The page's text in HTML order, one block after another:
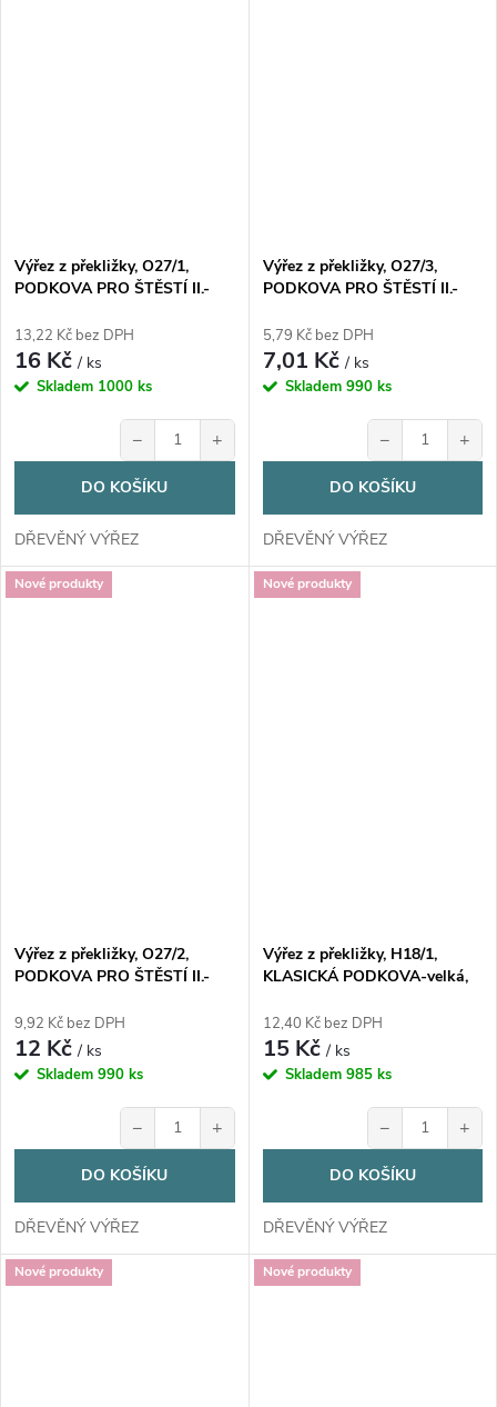
Výřez z překližky, O27/1,
PODKOVA PRO ŠTĚSTÍ II.-
13,22 Kč bez DPH
16 Kč/ ks
Skladem 1000 ks
− +
DO KOŠÍKU
DŘEVĚNÝ VÝŘEZ
Výřez z překližky, O27/3,
PODKOVA PRO ŠTĚSTÍ II.-
5,79 Kč bez DPH
7,01 Kč/ ks
Skladem 990 ks
− +
DO KOŠÍKU
DŘEVĚNÝ VÝŘEZ
Nové produkty
Výřez z překližky, O27/2,
PODKOVA PRO ŠTĚSTÍ II.-
9,92 Kč bez DPH
12 Kč/ ks
Skladem 990 ks
− +
DO KOŠÍKU
DŘEVĚNÝ VÝŘEZ
Nové produkty
Výřez z překližky, H18/1,
KLASICKÁ PODKOVA-velká,
12,40 Kč bez DPH
15 Kč/ ks
Skladem 985 ks
− +
DO KOŠÍKU
DŘEVĚNÝ VÝŘEZ
Nové produkty Nové produkty